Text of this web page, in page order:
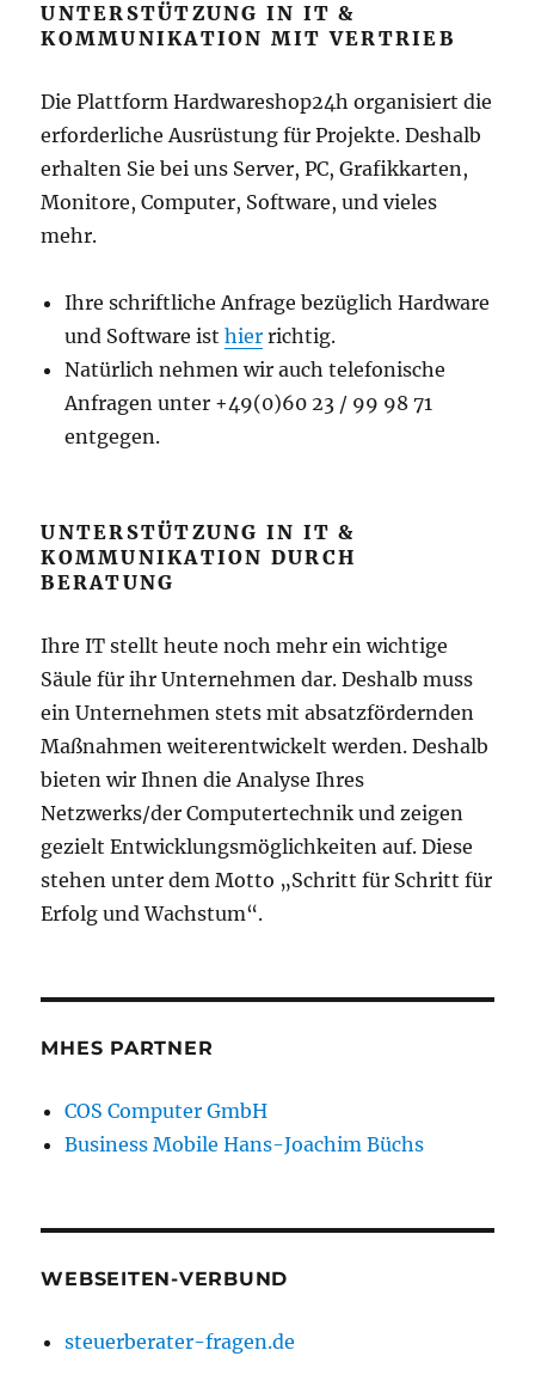
UNTERSTÜTZUNG IN IT &
KOMMUNIKATION MIT VERTRIEB
Die Plattform Hardwareshop24h organisiert die
erforderliche Ausrüstung für Projekte. Deshalb
erhalten Sie bei uns Server, PC, Grafikkarten,
Monitore, Computer, Software, und vieles
mehr.
Ihre schriftliche Anfrage bezüglich Hardware
und Software isthier richtig.
Natürlich nehmen wir auch telefonische
Anfragen unter +49(0)60 23 / 99 98 71
entgegen.
UNTERSTÜTZUNG IN IT &
KOMMUNIKATION DURCH
BERATUNG
Ihre IT stellt heute noch mehr ein wichtige
Säule für ihr Unternehmen dar. Deshalb muss
ein Unternehmen stets mit absatzfördernden
Maßnahmen weiterentwickelt werden. Deshalb
bieten wir Ihnen die Analyse Ihres
Netzwerks/der Computertechnik und zeigen
gezielt Entwicklungsmöglichkeiten auf. Diese
stehen unter dem Motto „Schritt für Schritt für
Erfolg und Wachstum“.
MHES PARTNER
COS Computer GmbH
Business Mobile Hans-Joachim Büchs
WEBSEITEN-VERBUND
steuerberater-fragen.de